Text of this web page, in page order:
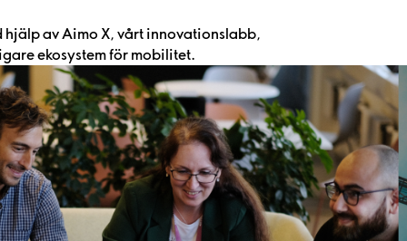
av Aimo X, vårt innovationslabb,
ekosystem för mobilitet.